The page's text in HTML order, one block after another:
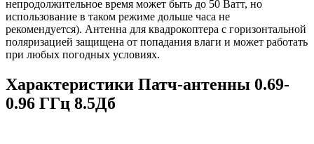
непродолжительное время может быть до 50 Ватт, но
использование в таком режиме дольше часа не
рекомендуется). Антенна для квадрокоптера с горизонтальной
поляризацией защищена от попадания влаги и может работать
при любых погодных условиях.
Характеристики Патч-антенны 0.69-
0.96 ГГц 8.5Дб